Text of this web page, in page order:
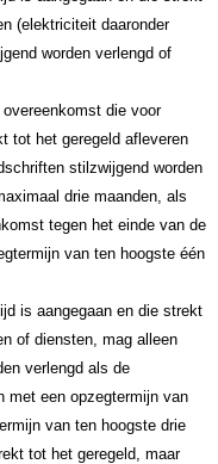
(elektriciteit daaronder
worden verlengd of
die voor
tot het geregeld afleveren
stilzwijgend worden
drie maanden, als
tegen het einde van de
van ten hoogste één
is aangegaan en die strekt
of diensten, mag alleen
verlengd als de
met een opzegtermijn van
van ten hoogste drie
tot het geregeld, maar